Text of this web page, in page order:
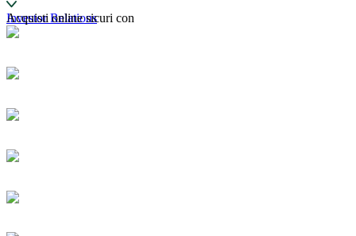
Investor Relations
Acquisti online sicuri con